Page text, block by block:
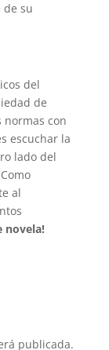
de su
del
de
normas con
escuchar la
lado del
Como
al
novela!
publicada.